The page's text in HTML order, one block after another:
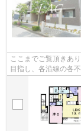
ここまでご覧頂きあ
目指し、各沿線の各